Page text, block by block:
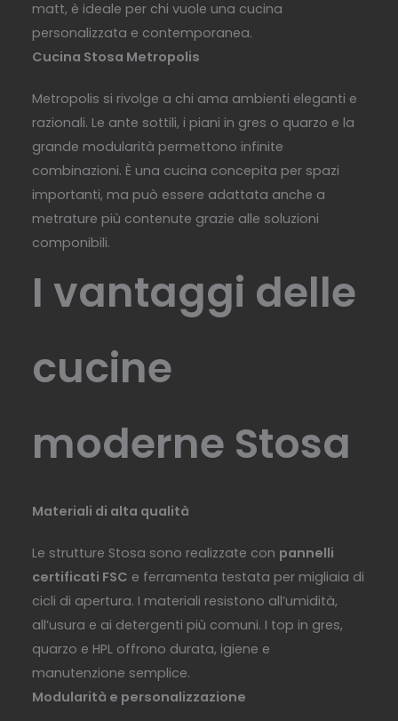
matt, è ideale per chi vuole una cucina
personalizzata e contemporanea.
Cucina Stosa Metropolis
Metropolis si rivolge a chi ama ambienti eleganti e
razionali. Le ante sottili, i piani in gres o quarzo e la
grande modularità permettono infinite
combinazioni. È una cucina concepita per spazi
importanti, ma può essere adattata anche a
metrature più contenute grazie alle soluzioni
componibili.
I vantaggi delle
cucine
moderne Stosa
Materiali di alta qualità
Le strutture Stosa sono realizzate con pannelli
certificati FSC e ferramenta testata per migliaia di
cicli di apertura. I materiali resistono all’umidità,
all’usura e ai detergenti più comuni. I top in gres,
quarzo e HPL offrono durata, igiene e
manutenzione semplice.
Modularità e personalizzazione